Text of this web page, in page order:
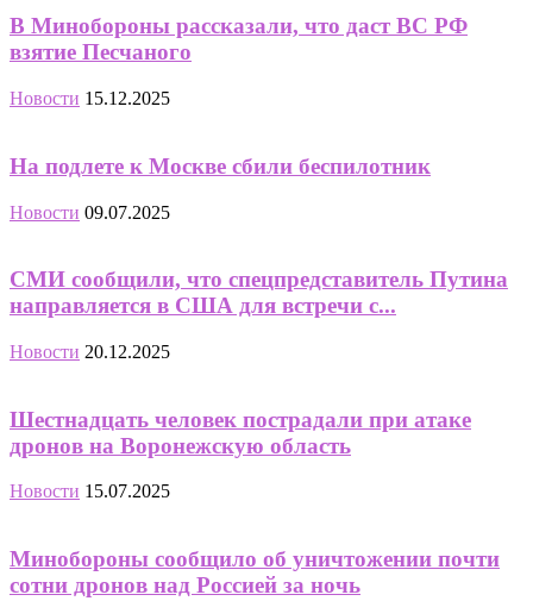
В Минобороны рассказали, что даст ВС РФ
взятие Песчаного
Новости 15.12.2025
На подлете к Москве сбили беспилотник
Новости 09.07.2025
СМИ сообщили, что спецпредставитель Путина
направляется в США для встречи с...
Новости 20.12.2025
Шестнадцать человек пострадали при атаке
дронов на Воронежскую область
Новости 15.07.2025
Минобороны сообщило об уничтожении почти
сотни дронов над Россией за ночь